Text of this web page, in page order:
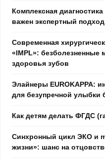
Комплексная
важен экспертный подход
Современная
«IMPL»: безболезненные
здоровья зубов
Элайнеры EUROKAPPA:
для безупречной улыбки
Как детям делать ФГДС
Синхронный цикл ЭКО и
жизни»: шанс на